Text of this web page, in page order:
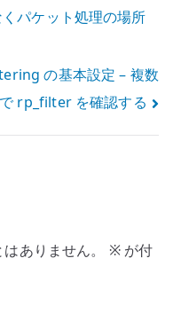
パケット処理の場所
の基本設定 – 複数
rp_filter を確認する
ありません。 ※が付